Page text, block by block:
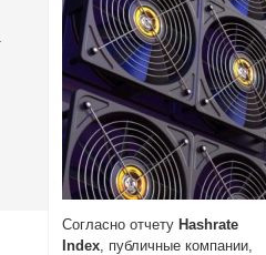
Согласно отчетуHashrate
Index , публичные компании,